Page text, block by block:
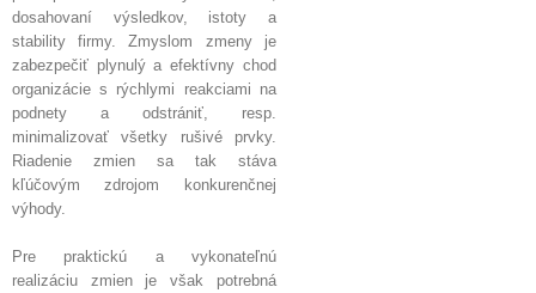
dosahovaní výsledkov, istoty a
stability firmy. Zmyslom zmeny je
zabezpečiť plynulý a efektívny chod
organizácie s rýchlymi reakciami na
podnety a odstrániť, resp.
minimalizovať všetky rušivé prvky.
Riadenie zmien sa tak stáva
kľúčovým zdrojom konkurenčnej
výhody.
Pre praktickú a vykonateľnú
realizáciu zmien je však potrebná